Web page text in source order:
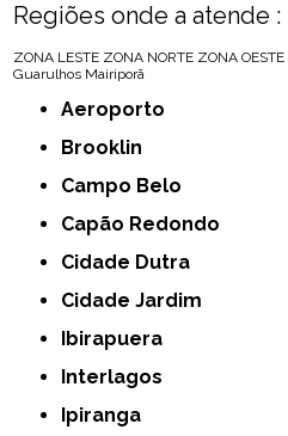
Regiões onde a atende :
ZONA LESTE ZONA NORTE ZONA OESTE
Guarulhos Mairiporã
Aeroporto
Brooklin
Campo Belo
Capão Redondo
Cidade Dutra
Cidade Jardim
Ibirapuera
Interlagos
Ipiranga